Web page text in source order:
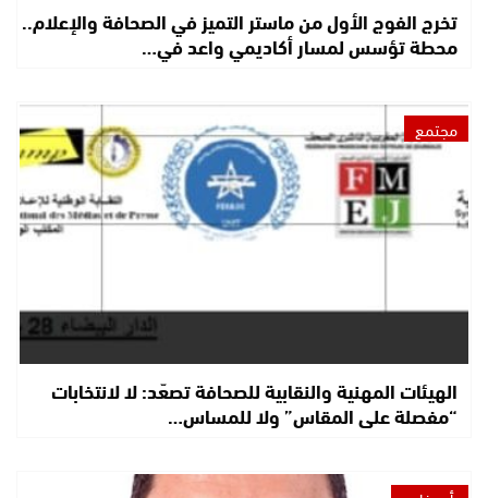
تخرج الفوج الأول من ماستر التميز في الصحافة والإعلام..
محطة تؤسس لمسار أكاديمي واعد في…
مجتمع
الهيئات المهنية والنقابية للصحافة تصعّد: لا لانتخابات
“مفصلة على المقاس” ولا للمساس…